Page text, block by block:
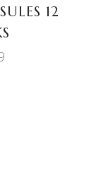
12